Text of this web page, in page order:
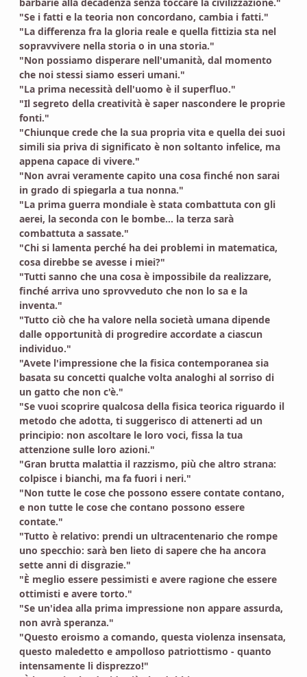
"Se i fatti e la teoria non concordano, cambia i fatti."
"La differenza fra la gloria reale e quella fittizia sta nel
sopravvivere nella storia o in una storia."
"Non possiamo disperare nell'umanità, dal momento
che noi stessi siamo esseri umani."
"La prima necessità dell'uomo è il superfluo."
"Il segreto della creatività è saper nascondere le proprie
fonti."
"Chiunque crede che la sua propria vita e quella dei suoi
simili sia priva di significato è non soltanto infelice, ma
appena capace di vivere."
"Non avrai veramente capito una cosa finché non sarai
in grado di spiegarla a tua nonna."
"La prima guerra mondiale è stata combattuta con gli
aerei, la seconda con le bombe... la terza sarà
combattuta a sassate."
"Chi si lamenta perché ha dei problemi in matematica,
cosa direbbe se avesse i miei?"
"Tutti sanno che una cosa è impossibile da realizzare,
finché arriva uno sprovveduto che non lo sa e la
inventa."
"Tutto ciò che ha valore nella società umana dipende
dalle opportunità di progredire accordate a ciascun
individuo."
"Avete l'impressione che la fisica contemporanea sia
basata su concetti qualche volta analoghi al sorriso di
un gatto che non c'è."
"Se vuoi scoprire qualcosa della fisica teorica riguardo il
metodo che adotta, ti suggerisco di attenerti ad un
principio: non ascoltare le loro voci, fissa la tua
attenzione sulle loro azioni."
"Gran brutta malattia il razzismo, più che altro strana:
colpisce i bianchi, ma fa fuori i neri."
"Non tutte le cose che possono essere contate contano,
e non tutte le cose che contano possono essere
contate."
"Tutto è relativo: prendi un ultracentenario che rompe
uno specchio: sarà ben lieto di sapere che ha ancora
sette anni di disgrazie."
"È meglio essere pessimisti e avere ragione che essere
ottimisti e avere torto."
"Se un'idea alla prima impressione non appare assurda,
non avrà speranza."
"Questo eroismo a comando, questa violenza insensata,
questo maledetto e ampolloso patriottismo - quanto
intensamente li disprezzo!"